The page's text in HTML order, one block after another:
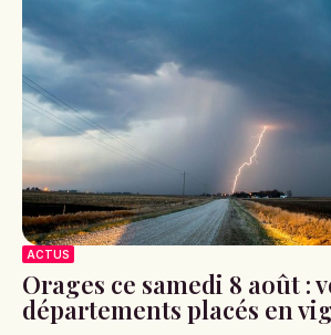
ACTUS
Orages ce samedi 8 août :
départements placés en